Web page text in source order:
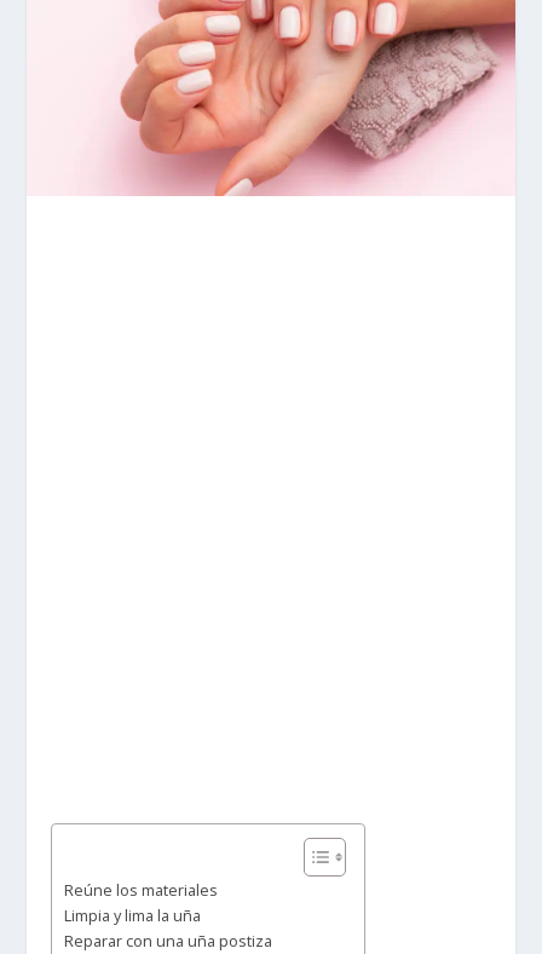
Reúne los materiales
Limpia y lima la uña
Reparar con una uña postiza